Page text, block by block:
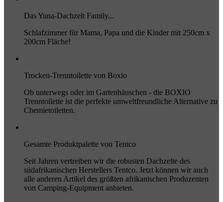
Das Yuna-Dachzelt Family...
Schlafzimmer für Mama, Papa und die Kinder mit 250cm x
200cm Fläche!
Trocken-Trenntoilette von Boxio
Ob unterwegs oder im Gartenhäuschen - die BOXIO
Trenntoilette ist die perfekte umweltfreundliche Alternative zu
Chemietoiletten.
Gesamte Produktpalette von Tentco
Seit Jahren vertreiben wir die robusten Dachzelte des
südafrikanischen Herstellers Tentco. Jetzt können wir auch
alle anderen Artikel des größten afrikanischen Produzenten
von Camping-Equipment anbieten.